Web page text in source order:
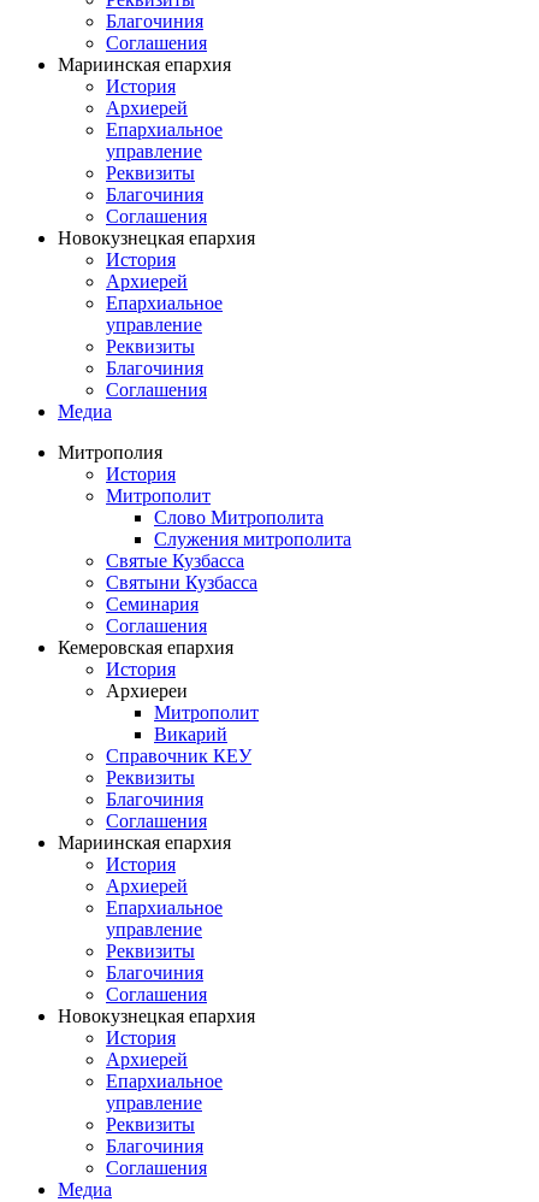
Благочиния
Соглашения
Мариинская епархия
История
Архиерей
Епархиальное
управление
Реквизиты
Благочиния
Соглашения
Новокузнецкая епархия
История
Архиерей
Епархиальное
управление
Реквизиты
Благочиния
Соглашения
Медиа
Митрополия
История
Митрополит
Слово Митрополита
Служения митрополита
Святые Кузбасса
Святыни Кузбасса
Семинария
Соглашения
Кемеровская епархия
История
Архиереи
Митрополит
Викарий
Справочник КЕУ
Реквизиты
Благочиния
Соглашения
Мариинская епархия
История
Архиерей
Епархиальное
управление
Реквизиты
Благочиния
Соглашения
Новокузнецкая епархия
История
Архиерей
Епархиальное
управление
Реквизиты
Благочиния
Соглашения
Медиа